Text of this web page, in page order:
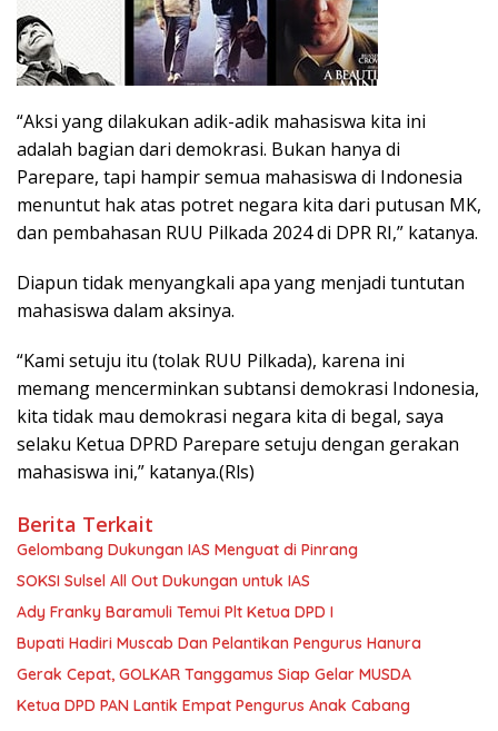
“Aksi yang dilakukan adik-adik mahasiswa kita ini
adalah bagian dari demokrasi. Bukan hanya di
Parepare, tapi hampir semua mahasiswa di Indonesia
menuntut hak atas potret negara kita dari putusan MK,
dan pembahasan RUU Pilkada 2024 di DPR RI,” katanya.
Diapun tidak menyangkali apa yang menjadi tuntutan
mahasiswa dalam aksinya.
“Kami setuju itu (tolak RUU Pilkada), karena ini
memang mencerminkan subtansi demokrasi Indonesia,
kita tidak mau demokrasi negara kita di begal, saya
selaku Ketua DPRD Parepare setuju dengan gerakan
mahasiswa ini,” katanya.(Rls)
Berita Terkait
Gelombang Dukungan IAS Menguat di Pinrang
SOKSI Sulsel All Out Dukungan untuk IAS
Ady Franky Baramuli Temui Plt Ketua DPD I
Bupati Hadiri Muscab Dan Pelantikan Pengurus Hanura
Gerak Cepat, GOLKAR Tanggamus Siap Gelar MUSDA
Ketua DPD PAN Lantik Empat Pengurus Anak Cabang